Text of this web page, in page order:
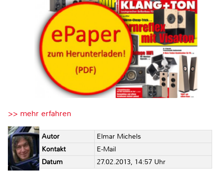
>> mehr erfahren
Autor
Elmar Michels
Kontakt
E-Mail
Datum
27.02.2013, 14:57 Uhr